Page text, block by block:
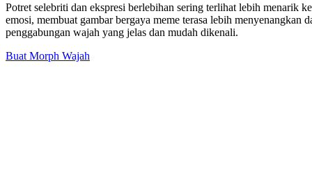
Potret selebriti dan ekspresi berlebihan sering terlihat lebih menarik
emosi, membuat gambar bergaya meme terasa lebih
penggabungan wajah yang jelas dan mudah dikenali.
Buat Morph Wajah